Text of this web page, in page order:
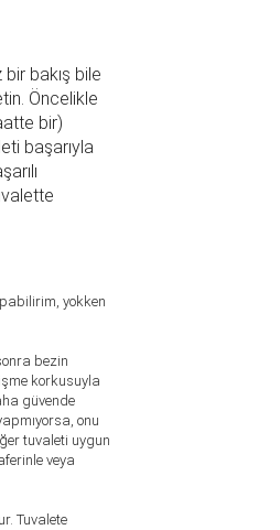
bakış bile
Öncelikle
bir)
başarıyla
yokken
bezin
korkusuyla
güvende
onu
tuvaleti uygun
veya
Tuvalete